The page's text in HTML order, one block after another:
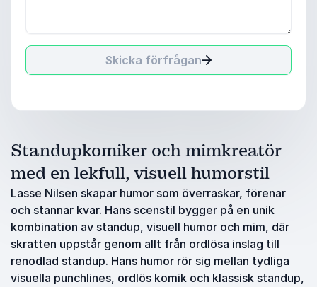
Skicka förfrågan
Standupkomiker och mimkreatör
med en lekfull, visuell humorstil
Lasse Nilsen skapar humor som överraskar, förenar
och stannar kvar. Hans scenstil bygger på en unik
kombination av standup, visuell humor och mim, där
skratten uppstår genom allt från ordlösa inslag till
renodlad standup. Hans humor rör sig mellan tydliga
visuella punchlines, ordlös komik och klassisk standup,